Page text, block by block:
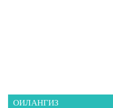
ОИЛАНГИЗ